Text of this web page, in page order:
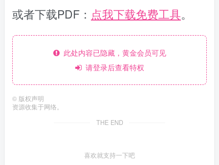
或者下载PDF： 点我下载免费工具。
此处内容已隐藏，黄金会员可见
请登录后查看特权
© 版权声明
资源收集于网络。
THE END
喜欢就支持一下吧